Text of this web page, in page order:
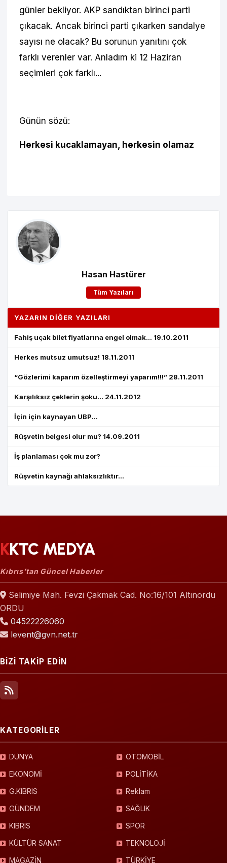
günler bekliyor. AKP sandıktan birinci parti
çıkacak. Ancak birinci parti çıkarken sandalye
sayısı ne olacak? Bu sorunun yanıtını çok
farklı verenler var. Anladım ki 12 Haziran
seçimleri çok farklı...
Günün sözü:
Herkesi kucaklamayan, herkesin olamaz
Hasan Hastürer
Tüm Yazıları
YAZARIN DIĞER YAZILARI
Fahiş uçak bilet fiyatlarına engel olmak... 19.10.2011
Herkes mutsuz umutsuz! 18.11.2011
“Gözlerimi kaparım özelleştirmeyi yaparım!!!” 28.11.2011
Karşılıksız çeklerin şoku... 24.11.2012
İçin için kaynayan UBP...
Rüşvetin belgesi olur mu? 14.09.2011
İş planlaması çok mu zor?
Rüşvetin kaynağı ahlaksızlıktır...
KKTC MEDYA
Kıbrıs’tan Güncel Haberler
Selimiye Mah. Fevzi Çakmak Cad. No:16/101 Altınordu
ORDU
04522226060
levent@gvn.net.tr
BİZİ TAKİP EDİN
KATEGORİLER
DÜNYA
EKONOMİ
G.KIBRIS
GÜNDEM
KIBRIS
KÜLTÜR SANAT
MAGAZİN
OTOMOBİL
POLİTİKA
Reklam
SAĞLIK
SPOR
TEKNOLOJİ
TÜRKİYE